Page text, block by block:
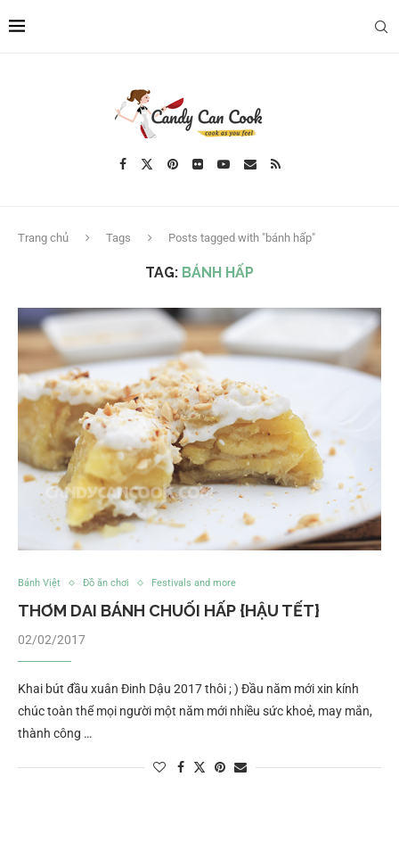
Trang chủ Tags Posts tagged with "bánh hấp"
TAG: BÁNH HẤP
Bánh Việt Đồ ăn chơi Festivals and more
THƠM DAI BÁNH CHUỐI HẤP {HẬU TẾT}
02/02/2017
Khai bút đầu xuân Đinh Dậu 2017 thôi ; ) Đầu năm mới xin kính
chúc toàn thể mọi người một năm mới nhiều sức khoẻ, may mắn,
thành công …